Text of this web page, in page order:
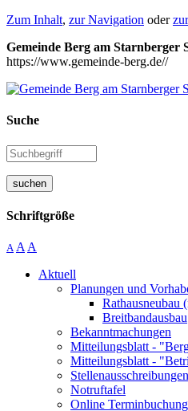
Zum Inhalt, zur Navigation oder
Gemeinde Berg am Starnberger
https://www.gemeinde-berg.de//
Suche
suchen
Schriftgröße
A A A
Aktuell
Planungen und
Rathausneubau
Breitbandausbau
Bekanntmachungen
Mitteilungsblatt -
Mitteilungsblatt -
Stellenausschreibungen
Notruftafel
Online Terminbuchung